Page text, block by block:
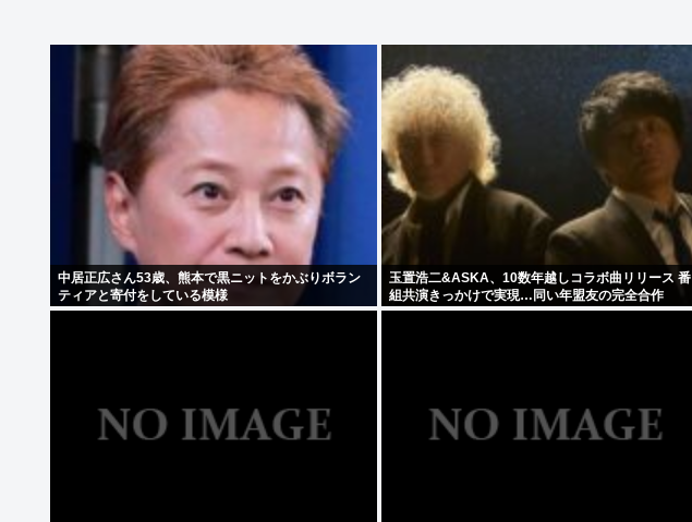
中居正広さん53歳、熊本で黒ニットをかぶりボラン
ティアと寄付をしている模様
玉置浩二&ASKA、10数年越しコラボ曲リリース 番
組共演きっかけで実現…同い年盟友の完全合作